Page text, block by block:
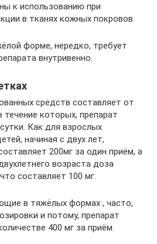
к использованию при
в тканях кожных покровов.
форме, нередко, требует
внутривенно.
средств составляет от
которых, препарат
Как для взрослых
начиная с двух лет,
200мг за один приём, а
возраста доза
составляет 100 мг.
в тяжёлых формах , часто,
и потому, препарат
400 мг за приём.